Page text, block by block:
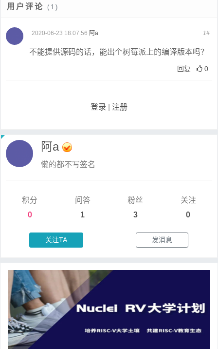
用户评论 (1)
2020-06-23 18:07:56 阿a 1#
不能提供源码的话，能出个树莓派上的编译版本吗？
回复 0
登录 注册
阿a
懒的都不写签名
积分
0
问答
1
粉丝
3
关注
0
关注TA 发消息